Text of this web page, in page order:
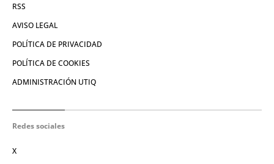
RSS
AVISO LEGAL
POLÍTICA DE PRIVACIDAD
POLÍTICA DE COOKIES
ADMINISTRACIÓN UTIQ
Redes sociales
X